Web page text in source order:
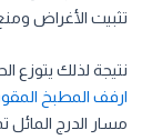
تثبيت الأغراض ومنع
نتيجة لذلك يتوزع
ارفف المطبخ
مسار الدرج المائل